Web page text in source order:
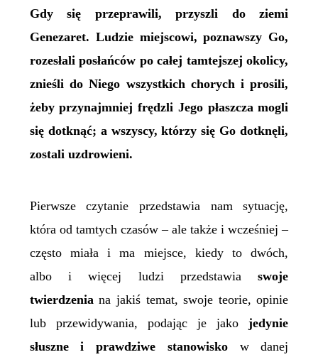
Gdy się przeprawili, przyszli do ziemi
Genezaret. Ludzie miejscowi, poznawszy Go,
rozesłali posłańców po całej tamtejszej okolicy,
znieśli do Niego wszystkich chorych i prosili,
żeby przynajmniej frędzli Jego płaszcza mogli
się dotknąć; a wszyscy, którzy się Go dotknęli,
zostali uzdrowieni.
Pierwsze czytanie przedstawia nam sytuację,
która od tamtych czasów – ale także i wcześniej –
często miała i ma miejsce, kiedy to dwóch,
albo i więcej ludzi przedstawiaswoje
twierdzeniana jakiś temat, swoje teorie, opinie
lub przewidywania, podając je jakojedynie
słuszne i prawdziwe stanowiskow danej